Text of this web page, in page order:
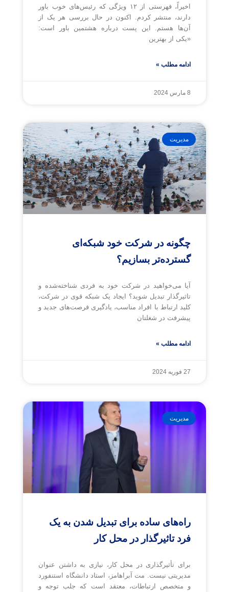
اخیراً، فهرستی از ۱۲ ویژگی که رئیس‌های خوب باور
دارند، منتشر کردم. اکنون در حال بررسی هر یک از
آن‌ها هستم. این پست درباره هشتمین باور است:
«یکی از بهترین
ادامه مطلب »
8 مارس 2024
مدیریت
چگونه در شرکت خود شبکه‌ای
گسترده‌تر بسازیم؟
آیا می‌خواهید در شرکت خود به فردی شناخته‌شده و
تاثیرگذار تبدیل شوید؟ ایجاد یک شبکه قوی در شرکت،
کلید ارتباط با افراد مناسب، یادگیری فرصت‌های جدید و
پیشرفت در شغلتان
ادامه مطلب »
27 فوریه 2024
مدیریت
راه‌های ساده برای تبدیل شدن به یک
فرد تاثیرگذار در محل کار
برای تأثیرگذاری در محل کار، نیازی به داشتن عنوان
مدیریتی نیست. مت آبراهامز، استاد دانشگاه استنفورد
و متخصص ارتباطات، معتقد است که جلب توجه و